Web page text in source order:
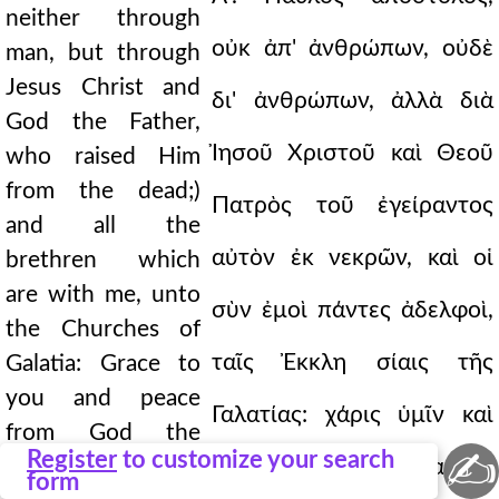
neither through
man, but through
Jesus Christ and
God the Father,
who raised Him
from the dead;)
and all the
brethren which
are with me, unto
the Churches of
Galatia: Grace to
you and peace
from God the
Father, and our
Register to customize your search
form
✍